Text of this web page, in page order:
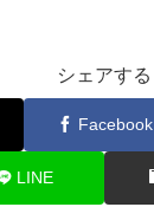
シェアする
Facebook
LINE